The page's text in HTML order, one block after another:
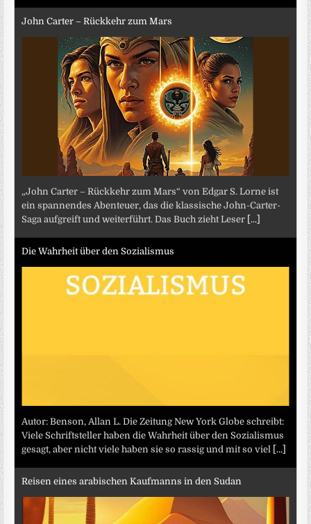
John Carter – Rückkehr zum Mars
„John Carter – Rückkehr zum Mars“ von Edgar S. Lorne ist
ein spannendes Abenteuer, das die klassische John-Carter-
Saga aufgreift und weiterführt. Das Buch zieht Leser [...]
Die Wahrheit über den Sozialismus
Autor: Benson, Allan L. Die Zeitung New York Globe schreibt:
Viele Schriftsteller haben die Wahrheit über den Sozialismus
gesagt, aber nicht viele haben sie so rassig und mit so viel
[...]
Reisen eines arabischen Kaufmanns in den Sudan